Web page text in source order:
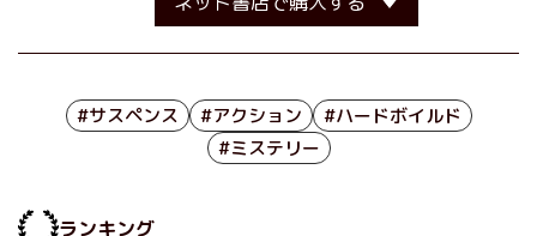
#サスペンス #アクション
#ハードボイルド
#ミステリー
ランキング